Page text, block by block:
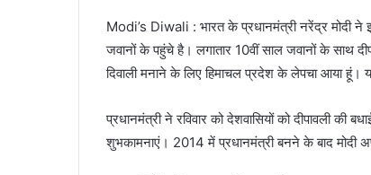
Modi’s Diwali : भारत के प्रधानमंत्री नरेंद्र मोदी ने
जवानों के पहुंचे है। लगातार 10वीं साल जवानों के साथ
दिवाली मनाने के लिए हिमाचल प्रदेश के लेपचा आया हूं।
प्रधानमंत्री ने रविवार को देशवासियों को दीपावली की
शुभकामनाएं। 2014 में प्रधानमंत्री बनने के बाद मोदी